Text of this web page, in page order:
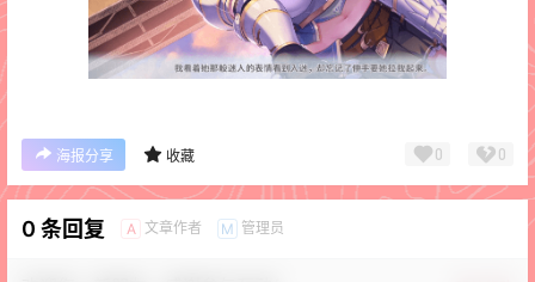
海报分享 收藏 0 0
0 条回复 A 文章作者 M 管理员